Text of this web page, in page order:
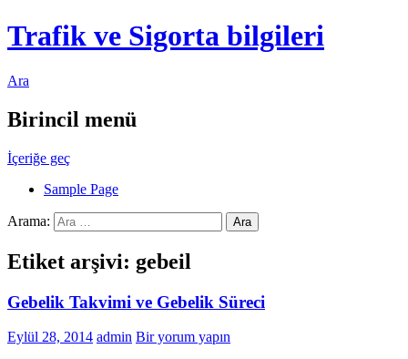
Trafik ve Sigorta bilgileri
Ara
Birincil menü
İçeriğe geç
Sample Page
Arama:
Etiket arşivi: gebeil
Gebelik Takvimi ve Gebelik Süreci
Eylül 28, 2014 admin Bir yorum yapın